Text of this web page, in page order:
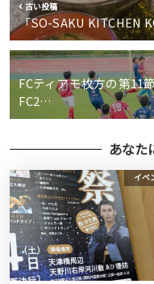
古い投稿
「SO-SAKU KITCHEN
FCティアモ枚方の第11
FC2…
あなた
イベ